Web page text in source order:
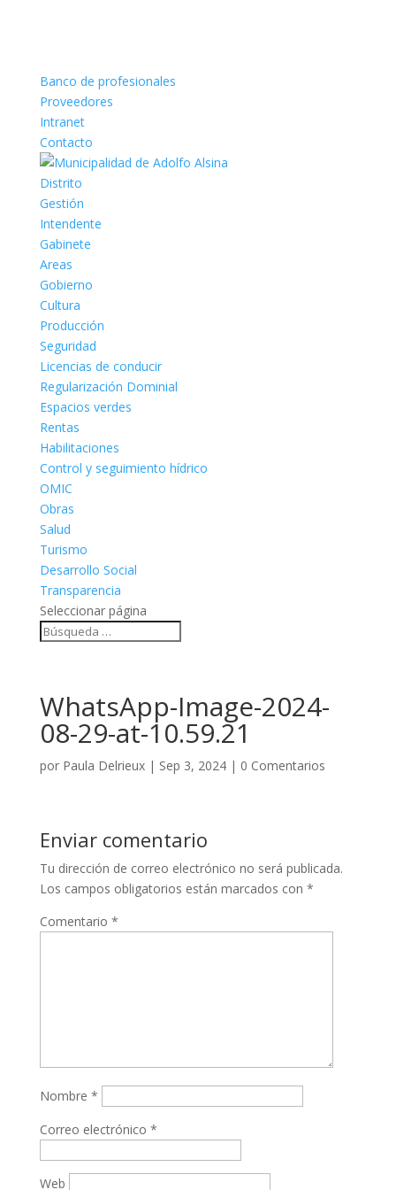
Banco de profesionales
Proveedores
Intranet
Contacto
Distrito
Gestión
Intendente
Gabinete
Areas
Gobierno
Cultura
Producción
Seguridad
Licencias de conducir
Regularización Dominial
Espacios verdes
Rentas
Habilitaciones
Control y seguimiento hídrico
OMIC
Obras
Salud
Turismo
Desarrollo Social
Transparencia
Seleccionar página
WhatsApp-Image-2024-
08-29-at-10.59.21
por Paula Delrieux| Sep 3, 2024| 0 Comentarios
Enviar comentario
Tu dirección de correo electrónico no será publicada.
Los campos obligatorios están marcados con *
Comentario *
Nombre *
Correo electrónico *
Web